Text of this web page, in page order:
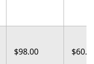
$98.00